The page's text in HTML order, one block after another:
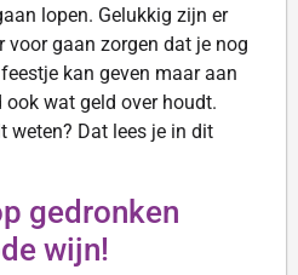
lopen. Gelukkig zijn er
voor gaan zorgen dat je nog
kan geven maar aan
ook wat geld over houdt.
weten? Dat lees je in dit
gedronken
wijn!